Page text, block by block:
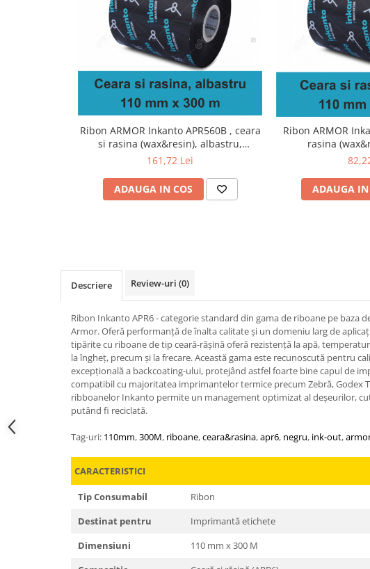
Ribon ARMOR Inkanto APR560B , ceara
si rasina (wax&resin), albastru,
110mmx300M, OUT
161,72 Lei
ADAUGA IN COS
Ribon ARMOR
rasina
ADAUGA IN
Descriere Review-uri (0)
Ribon Inkanto APR6 - categorie standard din gama de riboane pe baza
Armor. Oferă performanță de înalta calitate și un domeniu larg de
tipărite cu riboane de tip ceară-rășină oferă rezistență la apă,
la îngheț, precum și la frecare. Această gama este recunoscută pentru
excepțională a backcoating-ului, protejând astfel foarte bine capul de
compatibil cu majoritatea imprimantelor termice precum Zebră, Godex
ribboanelor Inkanto permite un management optimizat al deșeurilor,
putând fi reciclată.
Tag-uri: 110mm,300M, riboane,ceara&rasina,apr6, negru, ink-out,
CARACTERISTICI
Tip Consumabil
Ribon
Destinat pentru
Imprimantă etichete
Dimensiuni
110 mm x 300 M